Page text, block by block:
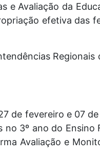
e Avaliação da
efetiva das
Regionais
de fevereiro e 07
3º ano do Ensino
Avaliação e